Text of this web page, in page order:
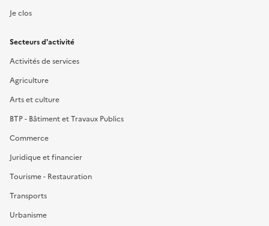
Je clos
Secteurs d'activité
Activités de services
Agriculture
Arts et culture
BTP - Bâtiment et Travaux Publics
Commerce
Juridique et financier
Tourisme - Restauration
Transports
Urbanisme